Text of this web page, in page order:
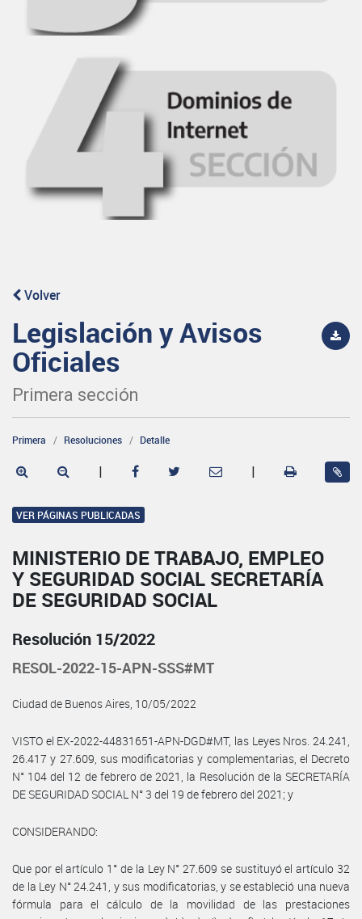
Volver
Legislación y Avisos
Oficiales
Primera sección
Primera Resoluciones Detalle
| |
VER PÁGINAS PUBLICADAS
MINISTERIO DE TRABAJO, EMPLEO
Y SEGURIDAD SOCIAL SECRETARÍA
DE SEGURIDAD SOCIAL
Resolución 15/2022
RESOL-2022-15-APN-SSS#MT
Ciudad de Buenos Aires, 10/05/2022
VISTO el EX-2022-44831651-APN-DGD#MT, las Leyes Nros. 24.241,
26.417 y 27.609, sus modificatorias y complementarias, el Decreto
N° 104 del 12 de febrero de 2021, la Resolución de la SECRETARÍA
DE SEGURIDAD SOCIAL N° 3 del 19 de febrero del 2021; y
CONSIDERANDO:
Que por el artículo 1° de la Ley N° 27.609 se sustituyó el artículo 32
de la Ley N° 24.241, y sus modificatorias, y se estableció una nueva
fórmula para el cálculo de la movilidad de las prestaciones